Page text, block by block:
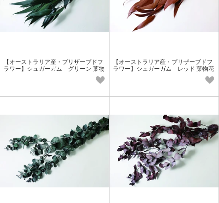
【オーストラリア産・プリザーブドフ
ラワー】シュガーガム グリーン 葉物
【オーストラリア産・プリザーブドフ
ラワー】シュガーガム レッド 葉物花